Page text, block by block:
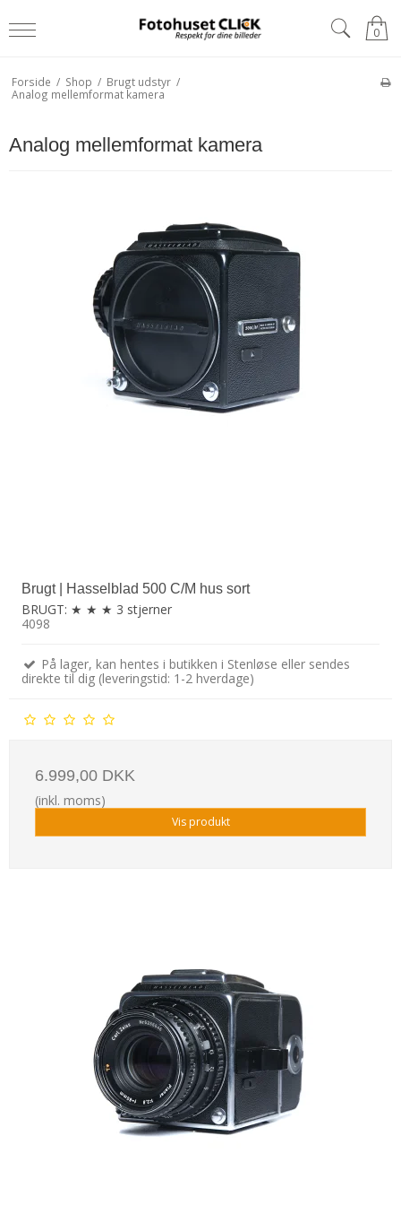
0
Forside / Shop / Brugt udstyr /
Analog mellemformat kamera
Analog mellemformat kamera
Brugt | Hasselblad 500 C/M hus sort
BRUGT: ★ ★ ★ 3 stjerner
4098
På lager, kan hentes i butikken i Stenløse eller sendes
direkte til dig (leveringstid: 1-2 hverdage)
6.999,00 DKK
(inkl. moms)
Vis produkt